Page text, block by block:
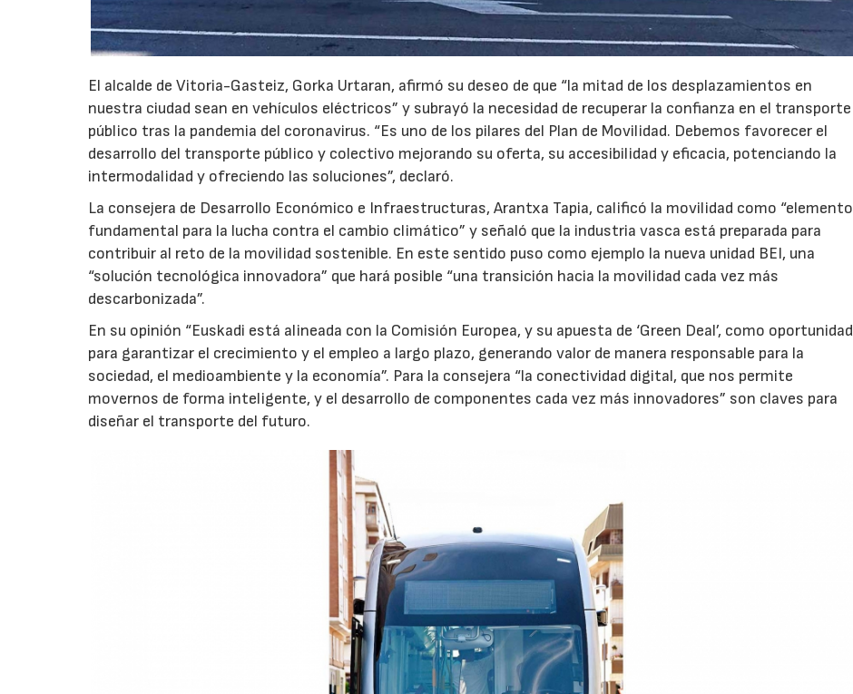
El alcalde de Vitoria-Gasteiz, Gorka Urtaran, afirmó su deseo de que “la mitad de los desplazamientos en
nuestra ciudad sean en vehículos eléctricos” y subrayó la necesidad de recuperar la confianza en el transporte
público tras la pandemia del coronavirus. “Es uno de los pilares del Plan de Movilidad. Debemos favorecer el
desarrollo del transporte público y colectivo mejorando su oferta, su accesibilidad y eficacia, potenciando la
intermodalidad y ofreciendo las soluciones”, declaró.
La consejera de Desarrollo Económico e Infraestructuras, Arantxa Tapia, calificó la movilidad como “elemento
fundamental para la lucha contra el cambio climático” y señaló que la industria vasca está preparada para
contribuir al reto de la movilidad sostenible. En este sentido puso como ejemplo la nueva unidad BEI, una
“solución tecnológica innovadora” que hará posible “una transición hacia la movilidad cada vez más
descarbonizada”.
En su opinión “Euskadi está alineada con la Comisión Europea, y su apuesta de ‘Green Deal’, como oportunidad
para garantizar el crecimiento y el empleo a largo plazo, generando valor de manera responsable para la
sociedad, el medioambiente y la economía”. Para la consejera “la conectividad digital, que nos permite
movernos de forma inteligente, y el desarrollo de componentes cada vez más innovadores” son claves para
diseñar el transporte del futuro.